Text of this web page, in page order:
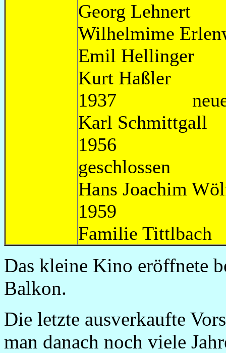
Georg
Emil
Kurt
1937 neuer
Karl
1956
Hans Joachim
Familie
Das kleine Kino eröffnete
Balkon.
Die letzte ausverkaufte
man danach noch viele